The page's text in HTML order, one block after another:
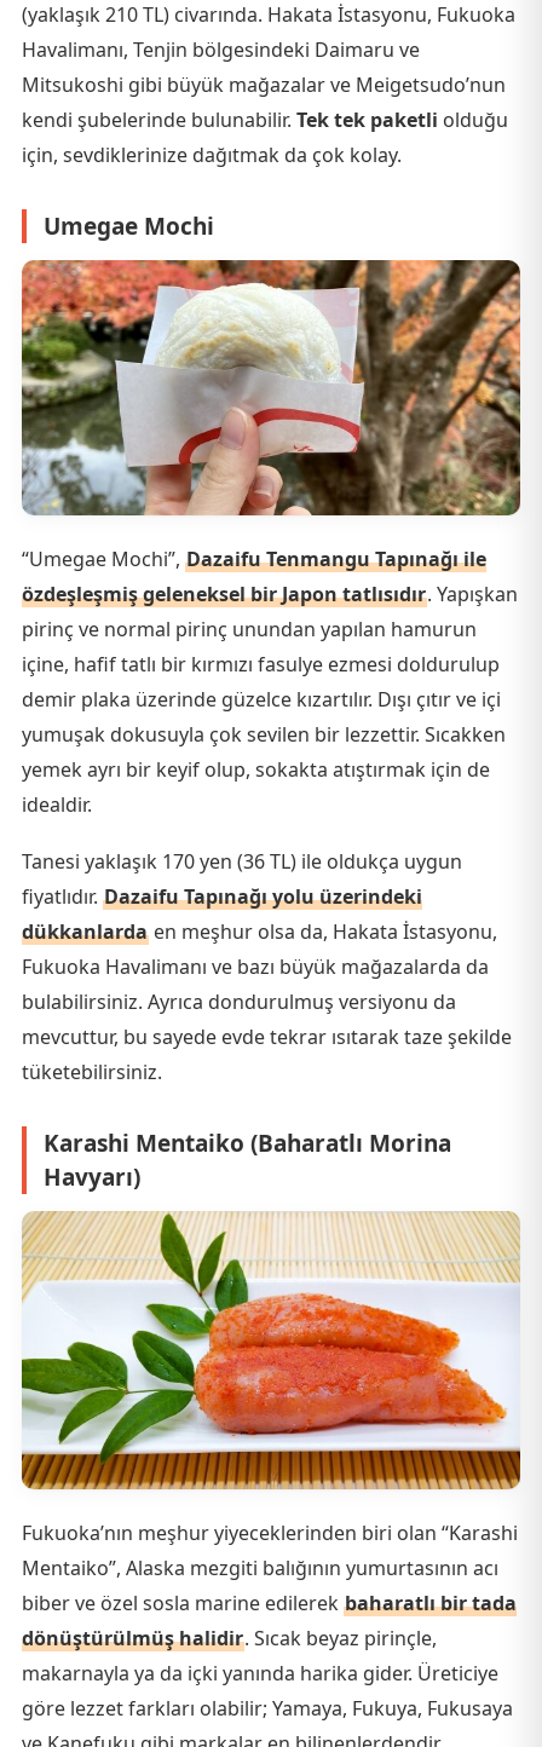
(yaklaşık 210 TL) civarında. Hakata İstasyonu, Fukuoka
Havalimanı, Tenjin bölgesindeki Daimaru ve
Mitsukoshi gibi büyük mağazalar ve Meigetsudo’nun
kendi şubelerinde bulunabilir. Tek tek paketli olduğu
için, sevdiklerinize dağıtmak da çok kolay.
Umegae Mochi
“Umegae Mochi”, Dazaifu Tenmangu Tapınağı ile
özdeşleşmiş geleneksel bir Japon tatlısıdır. Yapışkan
pirinç ve normal pirinç unundan yapılan hamurun
içine, hafif tatlı bir kırmızı fasulye ezmesi doldurulup
demir plaka üzerinde güzelce kızartılır. Dışı çıtır ve içi
yumuşak dokusuyla çok sevilen bir lezzettir. Sıcakken
yemek ayrı bir keyif olup, sokakta atıştırmak için de
idealdir.
Tanesi yaklaşık 170 yen (36 TL) ile oldukça uygun
fiyatlıdır. Dazaifu Tapınağı yolu üzerindeki
dükkanlarda en meşhur olsa da, Hakata İstasyonu,
Fukuoka Havalimanı ve bazı büyük mağazalarda da
bulabilirsiniz. Ayrıca dondurulmuş versiyonu da
mevcuttur, bu sayede evde tekrar ısıtarak taze şekilde
tüketebilirsiniz.
Karashi Mentaiko (Baharatlı Morina
Havyarı)
Fukuoka’nın meşhur yiyeceklerinden biri olan “Karashi
Mentaiko”, Alaska mezgiti balığının yumurtasının acı
biber ve özel sosla marine edilerek baharatlı bir tada
dönüştürülmüş halidir. Sıcak beyaz pirinçle,
makarnayla ya da içki yanında harika gider. Üreticiye
göre lezzet farkları olabilir; Yamaya, Fukuya, Fukusaya